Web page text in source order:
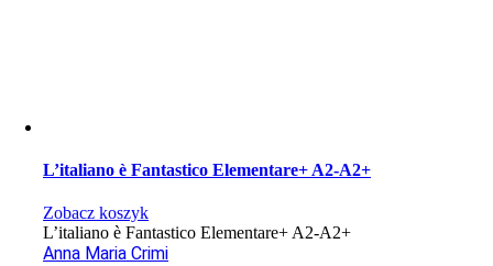
L’italiano è Fantastico Elementare+ A2-A2+
Zobacz koszyk
L’italiano è Fantastico Elementare+ A2-A2+
Anna Maria Crimi